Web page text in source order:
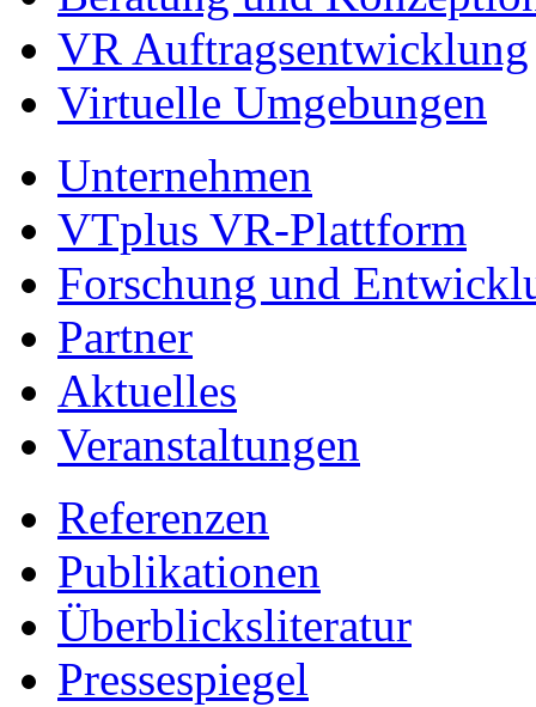
VR Auftragsentwicklung
Virtuelle Umgebungen
Unternehmen
VTplus VR-Plattform
Forschung und
Partner
Aktuelles
Veranstaltungen
Referenzen
Publikationen
Überblicksliteratur
Pressespiegel